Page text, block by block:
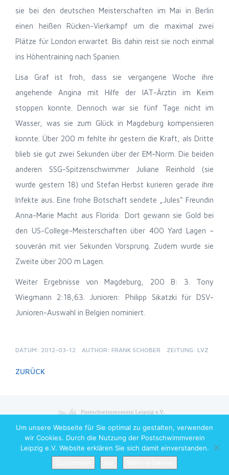
sie bei den deutschen Meisterschaften im Mai in Berlin
einen heißen Rücken-Vierkampf um die maximal zwei
Plätze für London erwartet. Bis dahin reist sie noch einmal
ins Höhentraining nach Spanien.
Lisa Graf ist froh, dass sie vergangene Woche ihre
angehende Angina mit Hilfe der IAT-Ärztin im Keim
stoppen konnte. Dennoch war sie fünf Tage nicht im
Wasser, was sie zum Glück in Magdeburg kompensieren
konnte. Über 200 m fehlte ihr gestern die Kraft, als Dritte
blieb sie gut zwei Sekunden über der EM-Norm. Die beiden
anderen SSG-Spitzenschwimmer Juliane Reinhold (sie
wurde gestern 18) und Stefan Herbst kurieren gerade ihre
Infekte aus. Eine frohe Botschaft sendete „Jules“ Freundin
Anna-Marie Macht aus Florida: Dort gewann sie Gold bei
den US-College-Meisterschaften über 400 Yard Lagen –
souverän mit vier Sekunden Vorsprung. Zudem wurde sie
Zweite über 200 m Lagen.
Weiter Ergebnisse von Magdeburg, 200 B: 3. Tony
Wiegmann 2:18,63. Junioren: Philipp Sikatzki für DSV-
Junioren-Auswahl in Belgien nominiert.
DATUM: 2012-03-12 AUTHOR: FRANK SCHOBER ZEITUNG: LVZ
ZURÜCK
Copyright © 2026 Postschwimmverein Leipzig e.V. All Rights Reserved
Um unsere Webseite für Sie optimal zu gestalten, verwenden
wir Cookies. Durch die Nutzung der Postschwimmverein
Leipzig e.V. Website erklären Sie sich damit einverstanden.
News Wettkämpfe Training